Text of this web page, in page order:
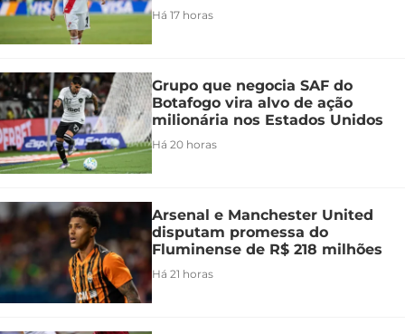
Há 17 horas
Grupo que negocia SAF do
Botafogo vira alvo de ação
milionária nos Estados Unidos
Há 20 horas
Arsenal e Manchester United
disputam promessa do
Fluminense de R$ 218 milhões
Há 21 horas